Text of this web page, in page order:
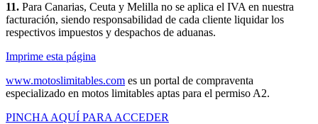
11. Para Canarias, Ceuta y Melilla no se aplica el IVA en nuestra
facturación, siendo responsabilidad de cada cliente liquidar los
respectivos impuestos y despachos de aduanas.
Imprime esta página
www.motoslimitables.com es un portal de compraventa
especializado en motos limitables aptas para el permiso A2.
PINCHA AQUÍ PARA ACCEDER